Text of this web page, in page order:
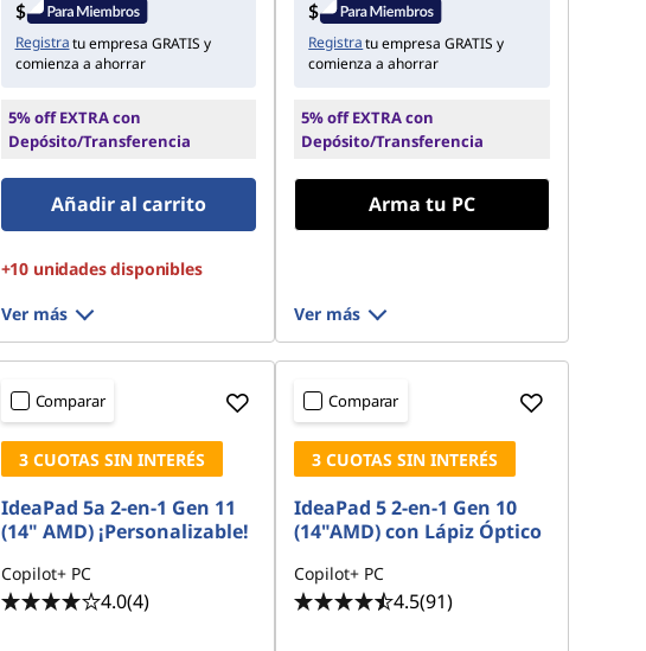
Registratu empresa GRATIS y
comienza a ahorrar
5% off EXTRA con
Depósito/Transferencia
Añadir al carrito
+10 unidades disponibles
Ver más
Registratu empresa GRATIS y
comienza a ahorrar
5% off EXTRA con
Depósito/Transferencia
Arma tu PC
Ver más
Comparar
3 CUOTAS SIN INTERÉS
IdeaPad 5a 2-en-1 Gen 11
(14" AMD) ¡Personalizable!
Copilot+ PC
4.0(4)
Comparar
3 CUOTAS SIN INTERÉS
IdeaPad 5 2-en-1 Gen 10
(14"AMD) con Lápiz Óptico
Copilot+ PC
4.5(91)